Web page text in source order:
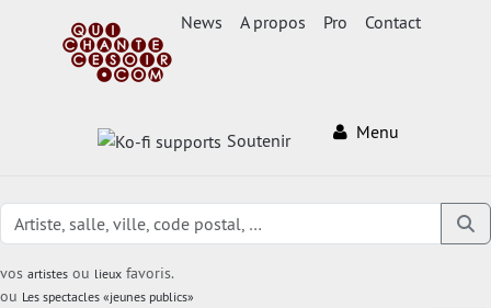
News A propos Pro Contact
Soutenir Menu
vos artistes ou lieux favoris.
ou Les spectacles «jeunes publics»